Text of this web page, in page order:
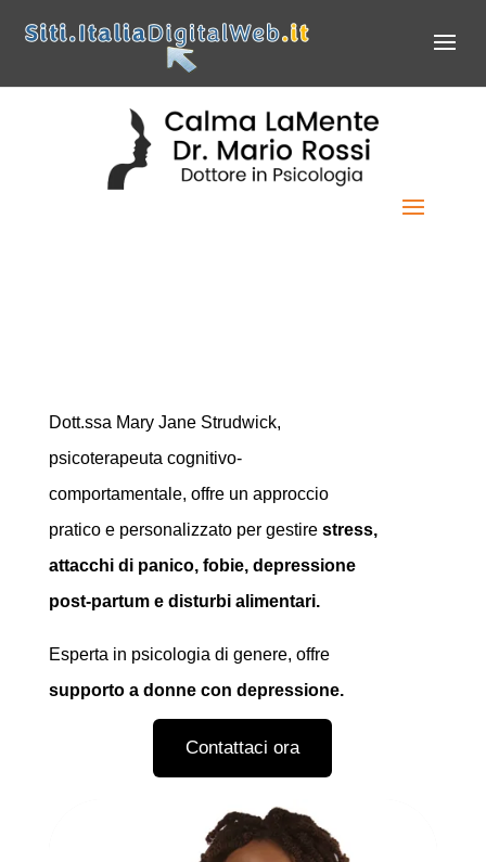
Dott.ssa Mary Jane Strudwick,
psicoterapeuta cognitivo-
comportamentale, offre un approccio
pratico e personalizzato per gestire stress,
attacchi di panico, fobie, depressione
post-partum e disturbi alimentari.
Esperta in psicologia di genere, offre
supporto a donne con depressione.
Contattaci ora